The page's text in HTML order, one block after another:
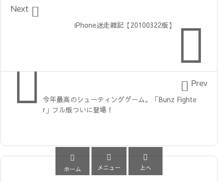

iPhone迷走雑記【20100322版】

Next
今年最高のシューティングゲーム。「Bunz Fighte
r」フル版ついに登場！
 Prev

ホーム

メニュー

上へ